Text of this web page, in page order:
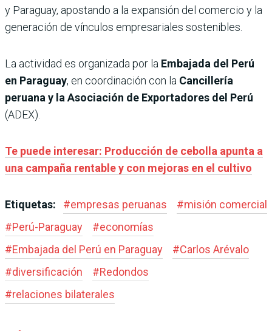
y Paraguay, apostando a la expansión del comercio y la
generación de vínculos empresariales sostenibles.
La actividad es organizada por la Embajada del Perú
en Paraguay, en coordinación con la Cancillería
peruana y la Asociación de Exportadores del Perú
(ADEX).
Te puede interesar: Producción de cebolla apunta a
una campaña rentable y con mejoras en el cultivo
Etiquetas: #empresas peruanas #misión comercial
#Perú-Paraguay #economías
#Embajada del Perú en Paraguay #Carlos Arévalo
#diversificación #Redondos
#relaciones bilaterales